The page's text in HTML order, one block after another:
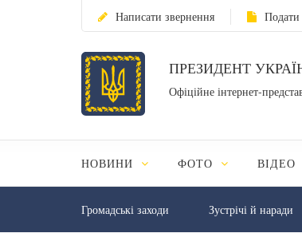
Написати звернення
ПРЕЗИДЕНТ
Офіційне інтернет-
НОВИНИ ФОТО ВІДЕО
Громадські заходи Зустрічі й наради